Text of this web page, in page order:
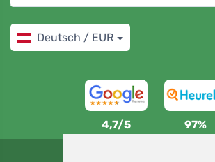
Deutsch / EUR
4,7/5 97%